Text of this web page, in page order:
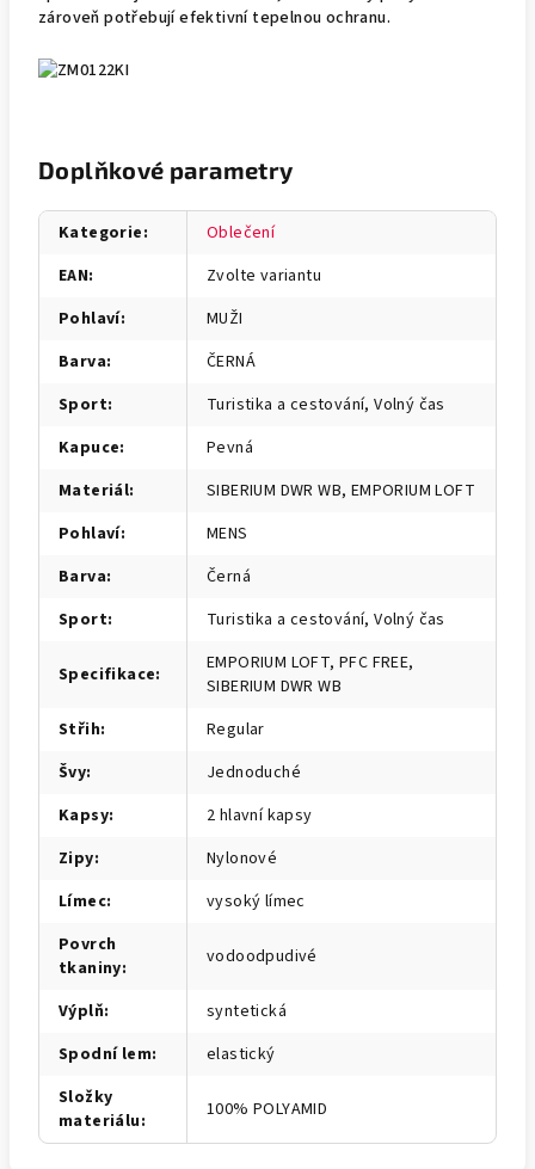
zároveň potřebují efektivní tepelnou ochranu.
Doplňkové parametry
Kategorie:
Oblečení
EAN:
Zvolte variantu
Pohlaví:
MUŽI
Barva:
ČERNÁ
Sport:
Turistika a cestování, Volný čas
Kapuce:
Pevná
Materiál:
SIBERIUM DWR WB, EMPORIUM LOFT
Pohlaví:
MENS
Barva:
Černá
Sport: Turistika a cestování, Volný čas
Specifikace:
EMPORIUM LOFT, PFC FREE,
SIBERIUM DWR WB
Střih:
Regular
Švy:
Jednoduché
Kapsy:
2 hlavní kapsy
Zipy:
Nylonové
Límec:
vysoký límec
Povrch
tkaniny: vodoodpudivé
Výplň:
syntetická
Spodní lem:
elastický
Složky
materiálu: 100% POLYAMID